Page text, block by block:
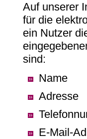
Auf unserer
für die
ein Nutzer
sind:
Name
Adresse
E-Mail-